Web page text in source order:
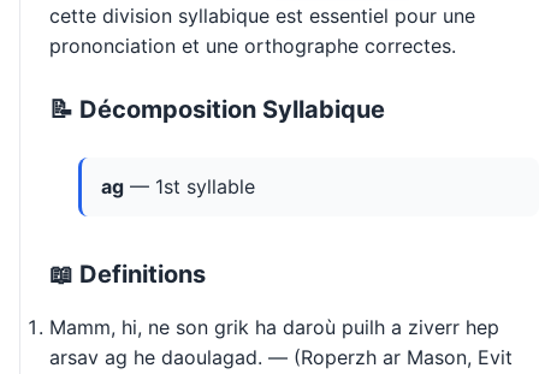
cette division syllabique est essentiel pour une
prononciation et une orthographe correctes.
📝 Décomposition Syllabique
ag — 1st syllable
📖 Definitions
Mamm, hi, ne son grik ha daroù puilh a ziverr hep
arsav ag he daoulagad. — (Roperzh ar Mason, Evit